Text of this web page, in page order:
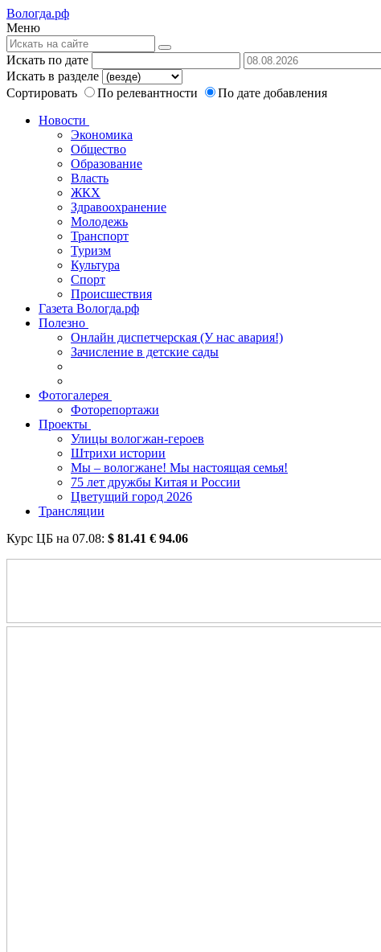
Вологда.рф
Меню
Искать по дате
Искать в разделе
Сортировать
По релевантности
По дате добавления
Новости
Экономика
Общество
Образование
Власть
ЖКХ
Здравоохранение
Молодежь
Транспорт
Туризм
Культура
Спорт
Происшествия
Газета Вологда.рф
Полезно
Онлайн диспетчерская (У нас авария!)
Зачисление в детские сады
Фотогалерея
Фоторепортажи
Проекты
Улицы вологжан-героев
Штрихи истории
Мы – вологжане! Мы настоящая семья!
75 лет дружбы Китая и России
Цветущий город 2026
Трансляции
Курс ЦБ на 07.08: $ 81.41 € 94.06